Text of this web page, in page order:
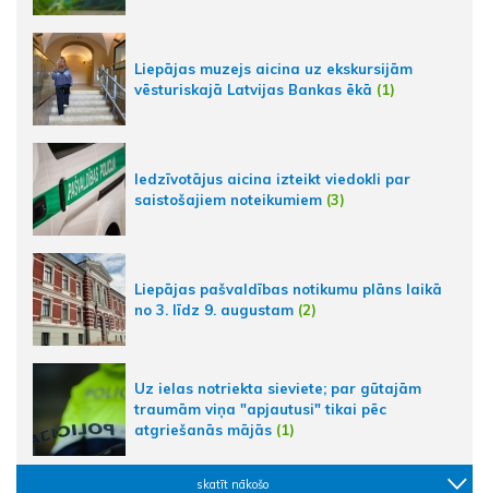
Liepājas muzejs aicina uz ekskursijām
vēsturiskajā Latvijas Bankas ēkā (1)
Iedzīvotājus aicina izteikt viedokli par
saistošajiem noteikumiem (3)
Liepājas pašvaldības notikumu plāns laikā
no 3. līdz 9. augustam (2)
Uz ielas notriekta sieviete; par gūtajām
traumām viņa "apjautusi" tikai pēc
atgriešanās mājās (1)
skatīt nākošo